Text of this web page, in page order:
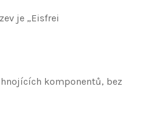
je „Eisfrei
komponentů, bez